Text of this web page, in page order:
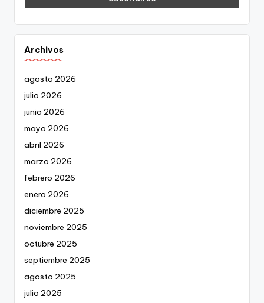
Archivos
agosto 2026
julio 2026
junio 2026
mayo 2026
abril 2026
marzo 2026
febrero 2026
enero 2026
diciembre 2025
noviembre 2025
octubre 2025
septiembre 2025
agosto 2025
julio 2025